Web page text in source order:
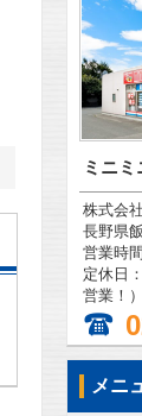
ミニ
株式会
長野県
営業時
定休日
営業！）
メニ